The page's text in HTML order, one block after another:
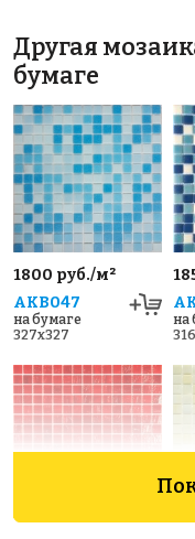
Другая
бумаге
1800 руб./м²
AKB047
на бумаге
327x327
на